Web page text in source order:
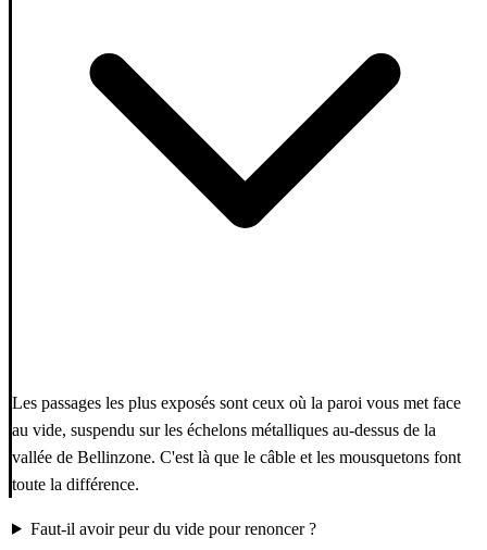
Les passages les plus exposés sont ceux où la paroi vous met face
au vide, suspendu sur les échelons métalliques au-dessus de la
vallée de Bellinzone. C'est là que le câble et les mousquetons font
toute la différence.
Faut-il avoir peur du vide pour renoncer ?